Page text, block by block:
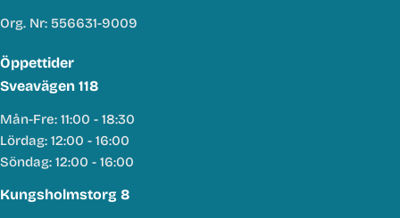
Org. Nr: 556631-9009
Öppettider
Sveavägen 118
Mån-Fre: 11:00 - 18:30
Lördag: 12:00 - 16:00
Söndag: 12:00 - 16:00
Kungsholmstorg 8